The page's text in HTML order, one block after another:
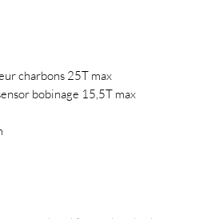
charbons 25T max
bobinage 15,5T max